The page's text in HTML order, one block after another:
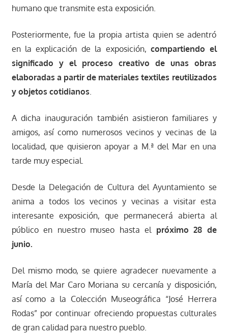
humano que transmite esta exposición.
Posteriormente, fue la propia artista quien se adentró
en la explicación de la exposición,compartiendo el
significado y el proceso creativo de unas obras
elaboradas a partir de materiales textiles reutilizados
y objetos cotidianos.
A dicha inauguración también asistieron familiares y
amigos, así como numerosos vecinos y vecinas de la
localidad, que quisieron apoyar a M.ª del Mar en una
tarde muy especial.
Desde la Delegación de Cultura del Ayuntamiento se
anima a todos los vecinos y vecinas a visitar esta
interesante exposición, que permanecerá abierta al
público en nuestro museo hasta el próximo 28 de
junio.
Del mismo modo, se quiere agradecer nuevamente a
María del Mar Caro Moriana su cercanía y disposición,
así como a la Colección Museográfica “José Herrera
Rodas” por continuar ofreciendo propuestas culturales
de gran calidad para nuestro pueblo.